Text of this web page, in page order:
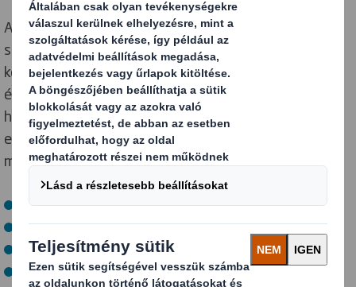
A vállalatirányítási folyamat egyszerűen azon
szabályok és eljárások összessége, amelyeken
keresztül a DS Smith-t vezetik és ellenőrzik,
érvényességük az egész szervezetre kiterjed. Minden
helyi vállalkozásnak olyan szabályokkal és
eljárásrenddel kell rendelkeznie, amelyek teljes
mértékben megfelelnek a következőknek:
helyi törvények,
nemzetközi szabályozások,
csoportszintű és divíziós szabályzatok,
menedzsment irány.